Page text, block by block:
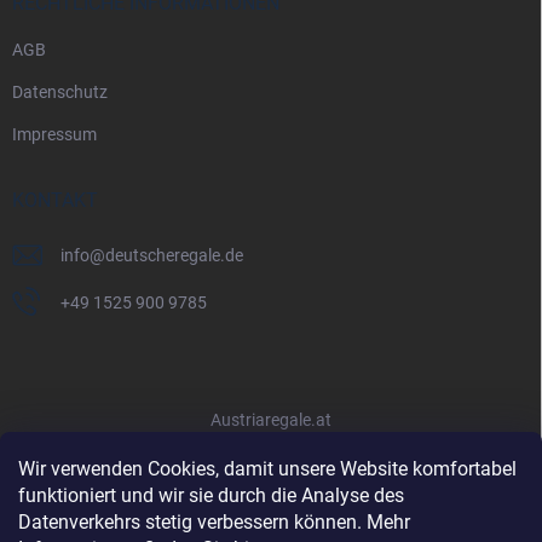
Wir verwenden Cookies, damit unsere Website komfortabel
funktioniert und wir sie durch die Analyse des
Datenverkehrs stetig verbessern können. Mehr
AGB
Datenschutz
Impressum
KONTAKT
info@deutscheregale.de
+49 1525 900 9785
Austriaregale.at